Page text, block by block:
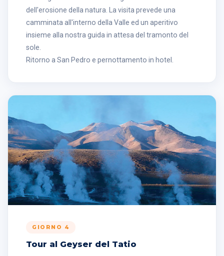
dell'erosione della natura. La visita prevede una
camminata all'interno della Valle ed un aperitivo
insieme alla nostra guida in attesa del tramonto del
sole.
Ritorno a San Pedro e pernottamento in hotel.
GIORNO 4
Tour al Geyser del Tatio